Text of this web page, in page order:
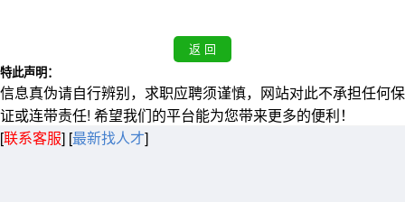
特此声明：
信息真伪请自行辨别，求职应聘须谨慎，网站对此不承担任何保
证或连带责任! 希望我们的平台能为您带来更多的便利！
[联系客服] [最新找人才]